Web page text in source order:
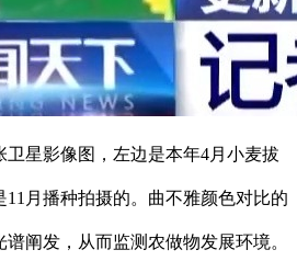
星影像图，左边是本年4月小麦拔
月播种拍摄的。曲不雅颜色对比的
阐发，从而监测农做物发展环境。